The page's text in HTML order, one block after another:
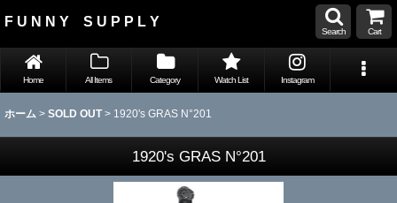
F U N N Y S U P P L Y
Search Cart
Home All Items Category Watch List Instagram
ホーム > SOLD OUT > 1920's GRAS N°201
1920's GRAS N°201